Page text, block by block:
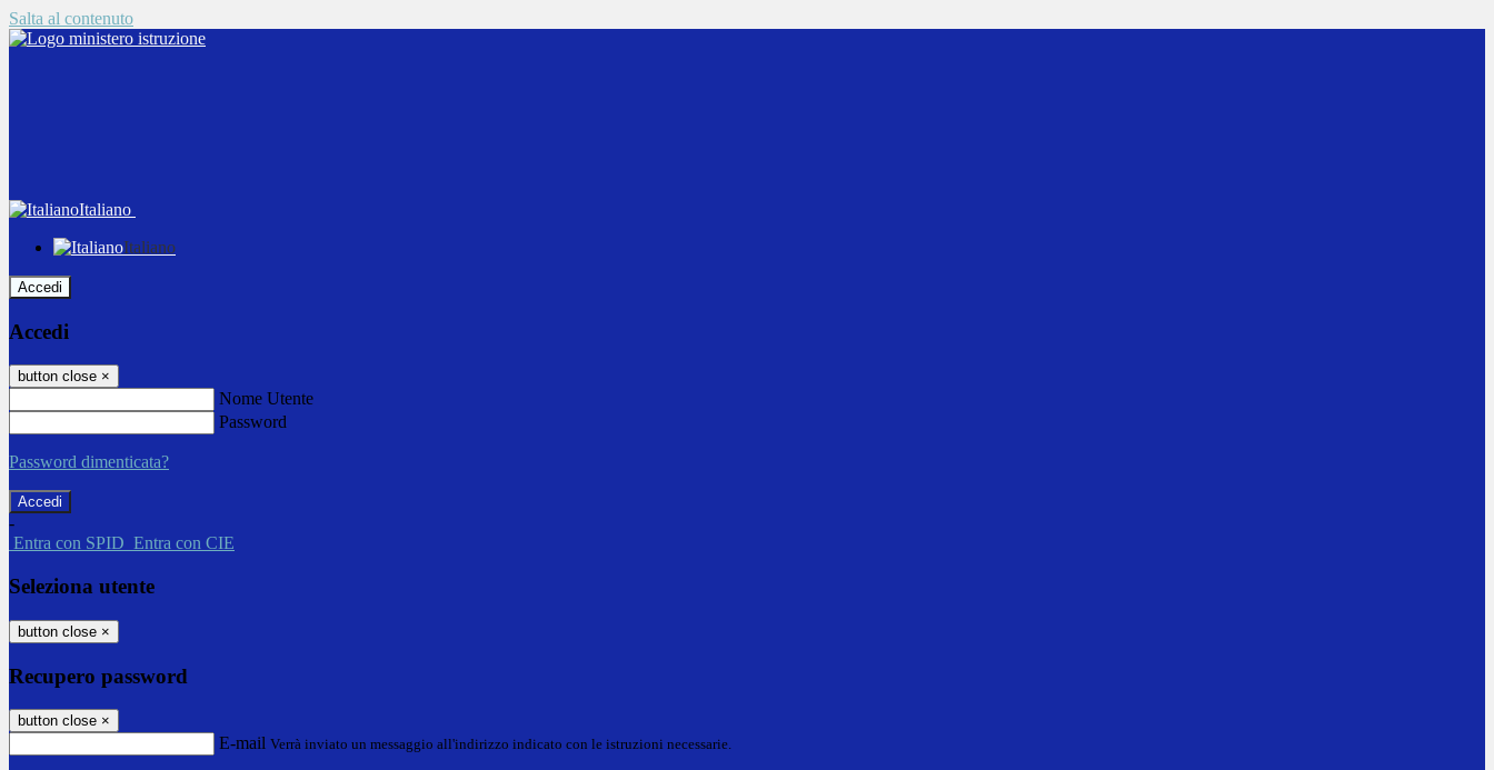
Salta al contenuto
Italiano
Italiano
Accedi
Accedi
button close ×
Nome Utente
Password
Password dimenticata?
-
Entra con SPID Entra con CIE
Seleziona utente
button close ×
Recupero password
button close ×
E-mail Verrà inviato un messaggio all'indirizzo indicato con le istruzioni necessarie.